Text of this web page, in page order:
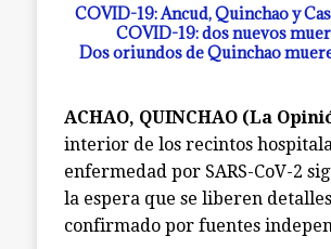
COVID-19: Ancud, Quinchao y
COVID-19: dos nuevos
Dos oriundos de Quinchao
ACHAO, QUINCHAO (La
interior de los recintos
enfermedad por SARS-CoV-2
la espera que se liberen
confirmado por fuentes